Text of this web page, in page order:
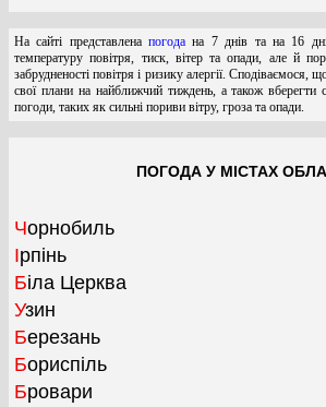
На сайті представленапогода на 7 днів та на 16
температуру повітря, тиск, вітер та опади, але й
забрудненості повітря і ризику алергії.
свої плани на найближчий тиждень, а також вберегти
погоди, таких як сильні пориви вітру, гроза та опади.
ПОГОДА У МІСТАХ
Чорнобиль
Ірпінь
Біла Церква
Узин
Березань
Бориспіль
Бровари